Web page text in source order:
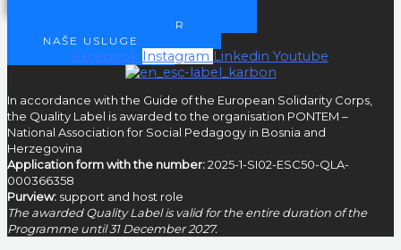
POSTANI VOLONTER
NAŠE USLUGE
Facebook Instagram Linkedin Youtube
In accordance with the Guide of the European Solidarity Corps,
the Quality Label is awarded to the organisation PONTEM –
National Association for Social Pedagogy in Bosnia and
Herzegovina
Application form with the number:2025-1-SI02-ESC50-QLA-
000366358
Purview: support and host role
The awarded Quality Label is valid for the entire duration of the
Programme until 31 December 2027.